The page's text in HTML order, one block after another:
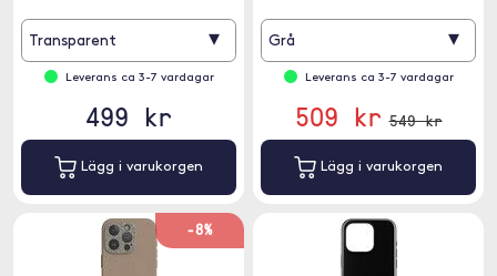
Transparent ▾
Leverans ca 3-7 vardagar
499 kr
Lägg i varukorgen
Grå ▾
Leverans ca 3-7 vardagar
509 kr 549 kr
Lägg i varukorgen
-8%